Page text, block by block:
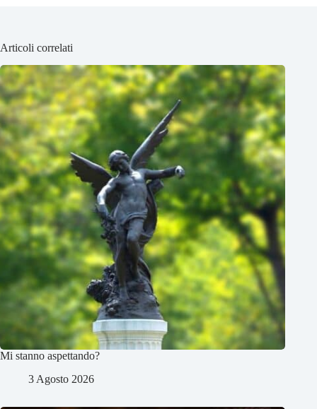
Articoli correlati
Mi stanno aspettando?
3 Agosto 2026